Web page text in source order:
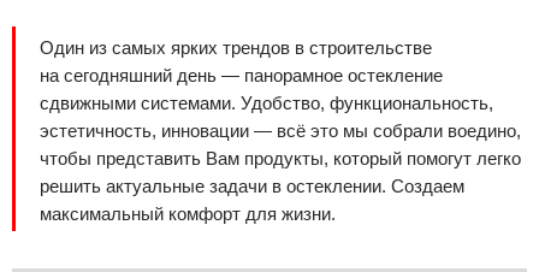
Один из самых ярких трендов в строительстве
на сегодняшний день — панорамное остекление
сдвижными системами. Удобство, функциональность,
эстетичность, инновации — всё это мы собрали воедино,
чтобы представить Вам продукты, который помогут легко
решить актуальные задачи в остеклении. Создаем
максимальный комфорт для жизни.